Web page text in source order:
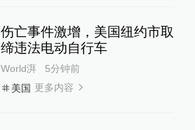
伤亡事件激增，美国纽约市取
缔违法电动自行车
World湃
5分钟前
美国 更多内容